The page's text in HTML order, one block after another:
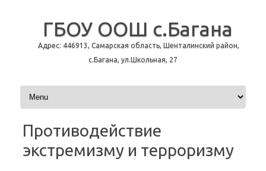
ГБОУ ООШ с.Багана
Адрес: 446913, Самарская область, Шенталинский район,
с.Багана, ул.Школьная, 27
Перейти к содержимому
Противодействие
экстремизму и терроризму